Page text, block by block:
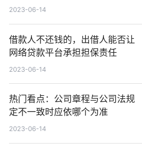
递
2023-06-14
借款人不还钱的，出借人能否让
网络贷款平台承担担保责任
2023-06-14
热门看点：公司章程与公司法规
定不一致时应依哪个为准
2023-06-14